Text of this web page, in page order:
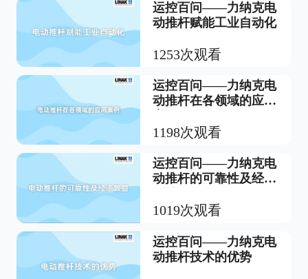
运控百问——力纳克电
动推杆赋能工业自动化
1253次观看
运控百问——力纳克电
动推杆在各领域的应用
1198次观看
运控百问——力纳克电
动推杆的可靠性及经济
1019次观看
运控百问——力纳克电
动推杆技术的优势